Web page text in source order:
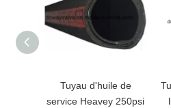
Tuyau d'huile de
service Heavey 250psi